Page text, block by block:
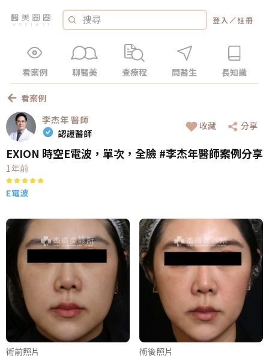
登入 ／註冊
看案例 聊醫美 查療程 問醫生 長知識
看案例
李杰年 醫師
認證醫師
收藏 分享
EXION 時空E電波，單次，全臉 #李杰年醫師案例分享
1年前
E電波
術前照片 術後照片